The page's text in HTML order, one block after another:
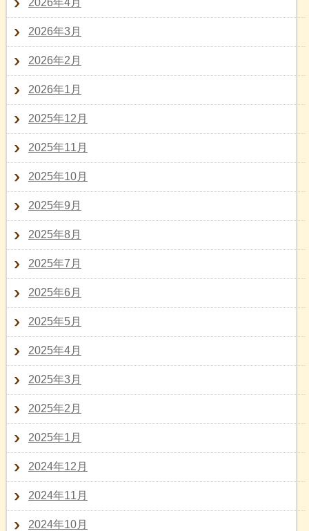
2026年3月
2026年2月
2026年1月
2025年12月
2025年11月
2025年10月
2025年9月
2025年8月
2025年7月
2025年6月
2025年5月
2025年4月
2025年3月
2025年2月
2025年1月
2024年12月
2024年11月
2024年10月